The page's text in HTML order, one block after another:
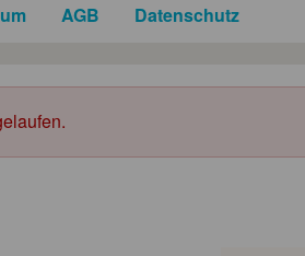
AGB Datenschutz